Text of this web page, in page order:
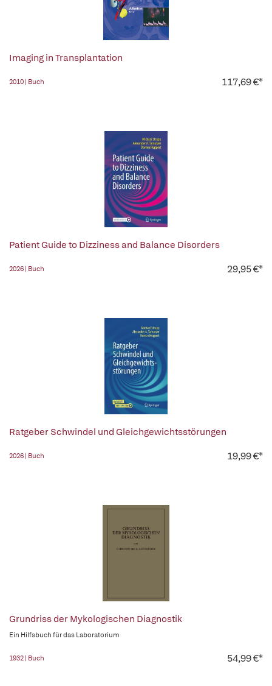
Imaging in Transplantation
2010 | Buch 117,69 €*
Patient Guide to Dizziness and Balance Disorders
2026 | Buch 29,95 €*
Ratgeber Schwindel und Gleichgewichtsstörungen
2026 | Buch 19,99 €*
Grundriss der Mykologischen Diagnostik
Ein Hilfsbuch für das Laboratorium
1932 | Buch 54,99 €*